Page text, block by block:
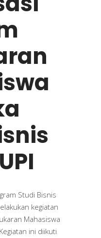
Studi Bisnis
kegiatan
Mahasiswa
ini diikuti